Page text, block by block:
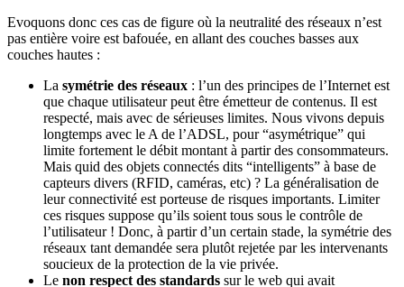
Evoquons donc ces cas de figure où la neutralité des réseaux n’est
pas entière voire est bafouée, en allant des couches basses aux
couches hautes :
La symétrie des réseaux : l’un des principes de l’Internet est
que chaque utilisateur peut être émetteur de contenus. Il est
respecté, mais avec de sérieuses limites. Nous vivons depuis
longtemps avec le A de l’ADSL, pour “asymétrique” qui
limite fortement le débit montant à partir des consommateurs.
Mais quid des objets connectés dits “intelligents” à base de
capteurs divers (RFID, caméras, etc) ? La généralisation de
leur connectivité est porteuse de risques importants. Limiter
ces risques suppose qu’ils soient tous sous le contrôle de
l’utilisateur ! Donc, à partir d’un certain stade, la symétrie des
réseaux tant demandée sera plutôt rejetée par les intervenants
soucieux de la protection de la vie privée.
Le non respect des standards sur le web qui avait